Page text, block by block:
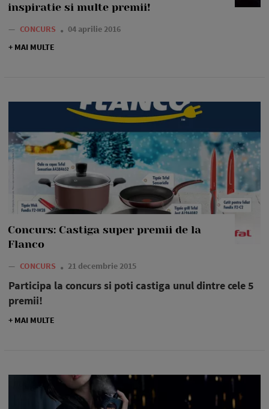
inspiratie si multe premii!
— CONCURS
04 aprilie 2016
+ MAI MULTE
Concurs: Castiga super premii de la
Flanco
— CONCURS 21 decembrie 2015
Participa la concurs si poti castiga unul dintre cele 5
premii!
+ MAI MULTE